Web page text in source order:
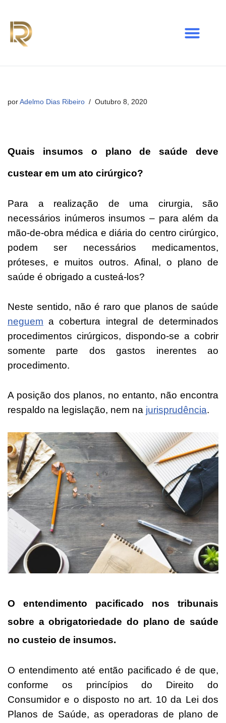
Avançar
para
por Adelmo Dias Ribeiro Outubro 8, 2020
Quais insumos o plano de saúde deve
custear em um ato cirúrgico?
Para a realização de uma cirurgia, são
necessários inúmeros insumos – para além da
mão-de-obra médica e diária do centro cirúrgico,
podem ser necessários medicamentos,
próteses, e muitos outros. Afinal, o plano de
saúde é obrigado a custeá-los?
Neste sentido, não é raro que planos de saúde
neguem a cobertura integral de determinados
procedimentos cirúrgicos, dispondo-se a cobrir
somente parte dos gastos inerentes ao
procedimento.
A posição dos planos, no entanto, não encontra
respaldo na legislação, nem na jurisprudência.
O entendimento pacificado nos tribunais
sobre a obrigatoriedade do plano de saúde
no custeio de insumos.
O entendimento até então pacificado é de que,
conforme os princípios do Direito do
Consumidor e o disposto no art. 10 da Lei dos
Planos de Saúde, as operadoras de plano de